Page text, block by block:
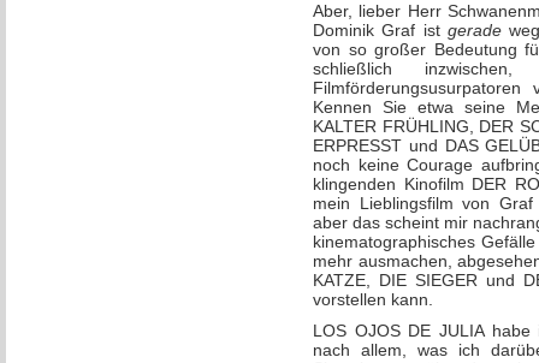
Aber, lieber Herr
Dominik Graf ist gerade
von so großer Bedeutung
schließlich
Kennen Sie etwa seine
KALTER FRÜHLING, DER
ERPRESST und DAS
noch keine Courage
klingenden Kinofilm DER
mein Lieblingsfilm von
aber das scheint mir
kinematographisches
mehr ausmachen,
KATZE, DIE SIEGER und
vorstellen kann.
LOS OJOS DE JULIA
nach allem, was ich